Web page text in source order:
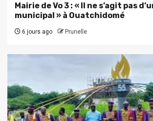
Mairie de Vo 3 : « Il ne s’agit pas
municipal » à Ouatchidomé
6 jours ago Prunelle